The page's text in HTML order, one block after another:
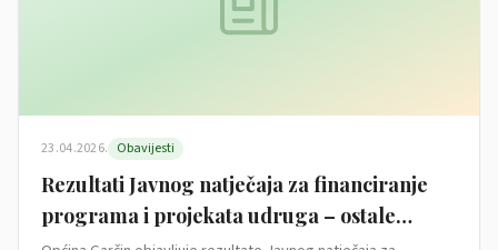
23.04.2026. Obavijesti
Rezultati Javnog natječaja za financiranje
programa i projekata udruga – ostale